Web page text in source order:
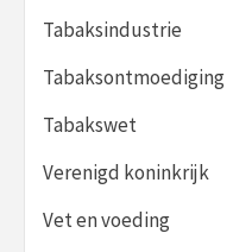
Tabaksindustrie
Tabaksontmoediging
Tabakswet
Verenigd koninkrijk
Vet en voeding